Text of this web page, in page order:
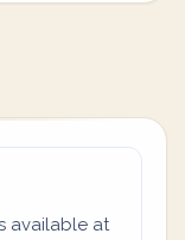
available at